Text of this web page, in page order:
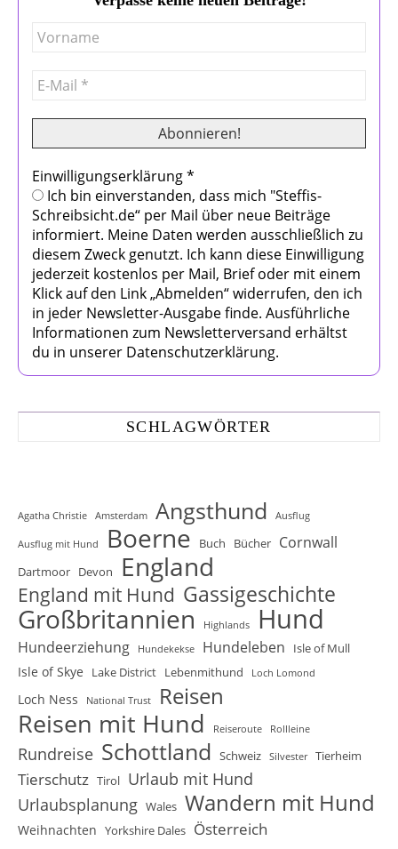
Einwilligungserklärung*
Ich bin einverstanden, dass mich "Steffis-
Schreibsicht.de“ per Mail über neue Beiträge
informiert. Meine Daten werden ausschließlich zu
diesem Zweck genutzt. Ich kann diese Einwilligung
jederzeit kostenlos per Mail, Brief oder mit einem
Klick auf den Link „Abmelden“ widerrufen, den ich
in jeder Newsletter-Ausgabe finde. Ausführliche
Informationen zum Newsletterversand erhältst
du in unserer Datenschutzerklärung.
SCHLAGWÖRTER
Agatha Christie Amsterdam Angsthund Ausflug
Ausflug mit Hund Boerne Buch Bücher Cornwall
Dartmoor Devon England
England mit Hund Gassigeschichte
Großbritannien Highlands Hund
Hundeerziehung Hundekekse Hundeleben Isle of Mull
Isle of Skye Lake District Lebenmithund Loch Lomond
Loch Ness National Trust Reisen
Reisen mit Hund Reiseroute Rollleine
Rundreise Schottland Schweiz Silvester Tierheim
Tierschutz Tirol Urlaub mit Hund
Urlaubsplanung Wales Wandern mit Hund
Weihnachten Yorkshire Dales Österreich